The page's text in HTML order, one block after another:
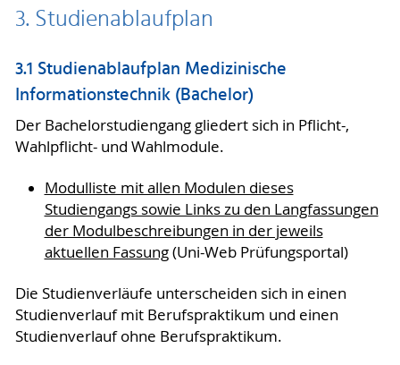
3. Studienablaufplan
3.1 Studienablaufplan Medizinische
Informationstechnik (Bachelor)
Der Bachelorstudiengang gliedert sich in Pflicht-,
Wahlpflicht- und Wahlmodule.
Modulliste mit allen Modulen dieses
Studiengangs sowie Links zu den Langfassungen
der Modulbeschreibungen in der jeweils
aktuellen Fassung(Uni-Web Prüfungsportal)
Die Studienverläufe unterscheiden sich in einen
Studienverlauf mit Berufspraktikum und einen
Studienverlauf ohne Berufspraktikum.